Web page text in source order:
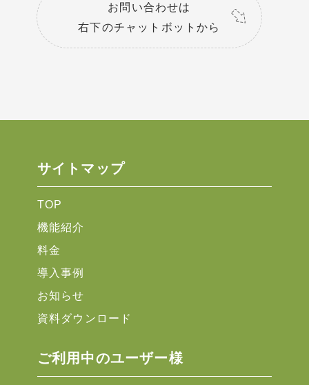
お問い合わせは
右下のチャットボットから
サイトマップ
TOP
機能紹介
料金
導入事例
お知らせ
資料ダウンロード
ご利用中のユーザー様